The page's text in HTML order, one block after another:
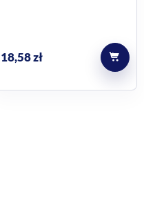
18,58zł